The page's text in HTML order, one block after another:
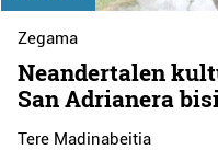
Zegama
Neandertalen
San Adrianera
Tere Madinabeitia